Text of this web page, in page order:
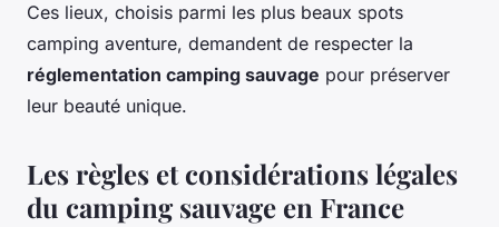
Ces lieux, choisis parmi les plus beaux spots
camping aventure, demandent de respecter la
réglementation camping sauvage pour préserver
leur beauté unique.
Les règles et considérations légales
du camping sauvage en France